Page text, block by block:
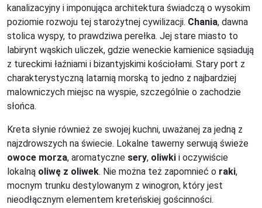
kanalizacyjny i imponująca architektura świadczą o wysokim
poziomie rozwoju tej starożytnej cywilizacji. Chania, dawna
stolica wyspy, to prawdziwa perełka. Jej stare miasto to
labirynt wąskich uliczek, gdzie weneckie kamienice sąsiadują
z tureckimi łaźniami i bizantyjskimi kościołami. Stary port z
charakterystyczną latarnią morską to jedno z najbardziej
malowniczych miejsc na wyspie, szczególnie o zachodzie
słońca.
Kreta słynie również ze swojej kuchni, uważanej za jedną z
najzdrowszych na świecie. Lokalne tawerny serwują świeże
owoce morza, aromatyczne sery, oliwki i oczywiście
lokalną oliwę z oliwek. Nie można też zapomnieć o raki,
mocnym trunku destylowanym z winogron, który jest
nieodłącznym elementem kreteńskiej gościnności.